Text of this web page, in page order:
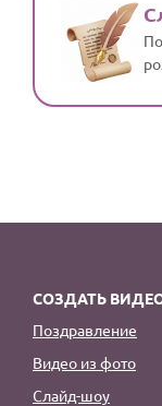
СОЗДАТЬ
Поздравление
Видео из фото
Слайд-шоу